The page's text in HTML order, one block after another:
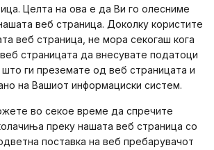
Целта на ова е да Ви го олесниме
веб страница. Доколку користите
веб страница, не мора секогаш кога
страницата да внесувате податоци
што ги преземате од веб страницата и
на Вашиот информациски систем.
во секое време да спречите
преку нашата веб страница со
поставка на веб пребарувачот